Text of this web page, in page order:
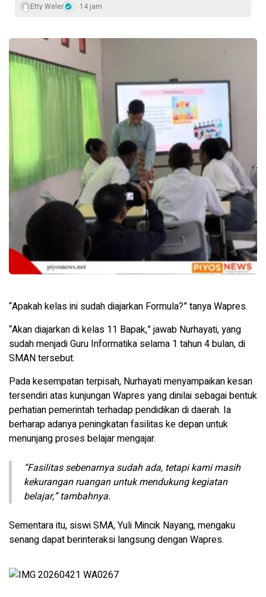
Etty Weler 14 jam
“Apakah kelas ini sudah diajarkan Formula?” tanya Wapres.
“Akan diajarkan di kelas 11 Bapak,” jawab Nurhayati, yang
sudah menjadi Guru Informatika selama 1 tahun 4 bulan, di
SMAN tersebut.
Pada kesempatan terpisah, Nurhayati menyampaikan kesan
tersendiri atas kunjungan Wapres yang dinilai sebagai bentuk
perhatian pemerintah terhadap pendidikan di daerah. Ia
berharap adanya peningkatan fasilitas ke depan untuk
menunjang proses belajar mengajar.
“Fasilitas sebenarnya sudah ada, tetapi kami masih
kekurangan ruangan untuk mendukung kegiatan
belajar,” tambahnya.
Sementara itu, siswi SMA, Yuli Mincik Nayang, mengaku
senang dapat berinteraksi langsung dengan Wapres.